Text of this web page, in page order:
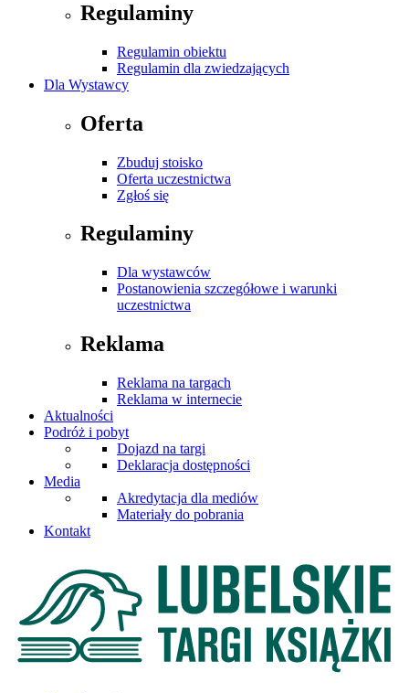
Regulaminy
Regulamin obiektu
Regulamin dla zwiedzających
Dla Wystawcy
Oferta
Zbuduj stoisko
Oferta uczestnictwa
Zgłoś się
Regulaminy
Dla wystawców
Postanowienia szczegółowe i warunki
uczestnictwa
Reklama
Reklama na targach
Reklama w internecie
Aktualności
Podróż i pobyt
Dojazd na targi
Deklaracja dostępności
Media
Akredytacja dla mediów
Materiały do pobrania
Kontakt